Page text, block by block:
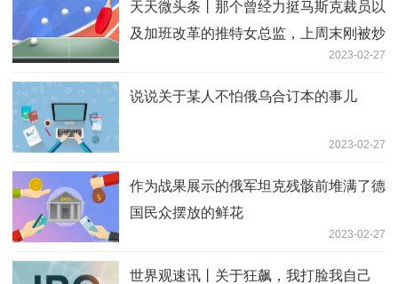
天天微头条丨那个曾经力挺马斯克裁员以
及加班改革的推特女总监，上周末刚被炒
2023-02-27
说说关于某人不怕俄乌合订本的事儿
2023-02-27
作为战果展示的俄军坦克残骸前堆满了德
国民众摆放的鲜花
2023-02-27
世界观速讯丨关于狂飙，我打脸我自己